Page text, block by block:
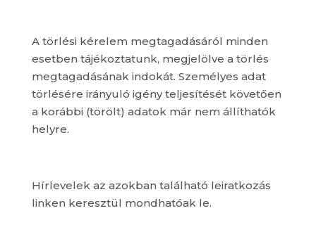
A törlési kérelem megtagadásáról minden
esetben tájékoztatunk, megjelölve a törlés
megtagadásának indokát. Személyes adat
törlésére irányuló igény teljesítését követően
a korábbi (törölt) adatok már nem állíthatók
helyre.
Hírlevelek az azokban található leiratkozás
linken keresztül mondhatóak le.